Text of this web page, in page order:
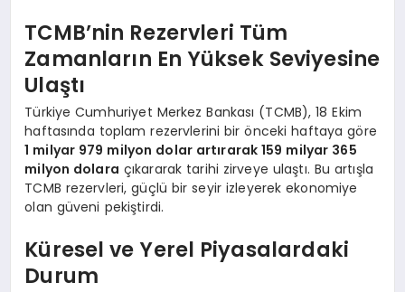
TCMB’nin Rezervleri Tüm
Zamanların En Yüksek Seviyesine
Ulaştı
Türkiye Cumhuriyet Merkez Bankası (TCMB), 18 Ekim
haftasında toplam rezervlerini bir önceki haftaya göre
1 milyar 979 milyon dolar artırarak 159 milyar 365
milyon dolara çıkararak tarihi zirveye ulaştı. Bu artışla
TCMB rezervleri, güçlü bir seyir izleyerek ekonomiye
olan güveni pekiştirdi.
Küresel ve Yerel Piyasalardaki
Durum